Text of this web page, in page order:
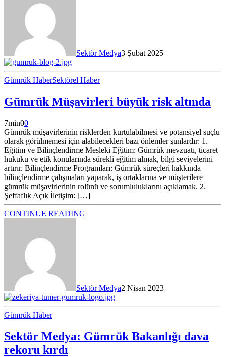
Sektör Medya3 Şubat 2025
Gümrük HaberSektörel Haber
Gümrük Müşavirleri büyük risk altında
7min00
Gümrük müşavirlerinin risklerden kurtulabilmesi ve potansiyel suçlu
olarak görülmemesi için alabilecekleri bazı önlemler şunlardır: 1.
Eğitim ve Bilinçlendirme Mesleki Eğitim: Gümrük mevzuatı, ticaret
hukuku ve etik konularında sürekli eğitim almak, bilgi seviyelerini
artırır. Bilinçlendirme Programları: Gümrük süreçleri hakkında
bilinçlendirme çalışmaları yaparak, iş ortaklarına ve müşterilere
gümrük müşavirlerinin rolünü ve sorumluluklarını açıklamak. 2.
Şeffaflık Açık İletişim: […]
CONTINUE READING
Sektör Medya2 Nisan 2023
Gümrük Haber
Sektör Medya: Gümrük Bakanlığı dava
rekoru kırdı